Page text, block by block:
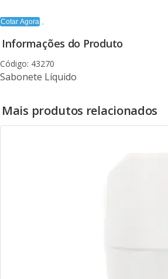
Cotar Agora
Informações do Produto
Código: 43270
Sabonete Líquido
Mais produtos relacionados